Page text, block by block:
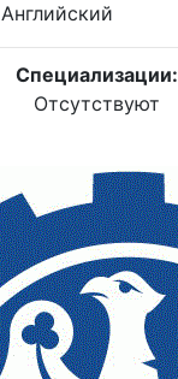
Английский
Специализации:
Отсутствуют